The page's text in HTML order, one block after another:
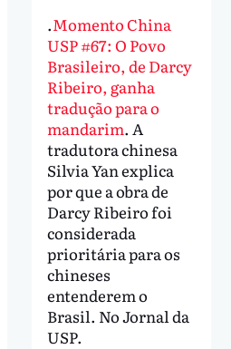
.Momento China
USP #67: O Povo
Brasileiro, de Darcy
Ribeiro, ganha
tradução para o
mandarim. A
tradutora chinesa
Silvia Yan explica
por que a obra de
Darcy Ribeiro foi
considerada
prioritária para os
chineses
entenderem o
Brasil. No Jornal da
USP.